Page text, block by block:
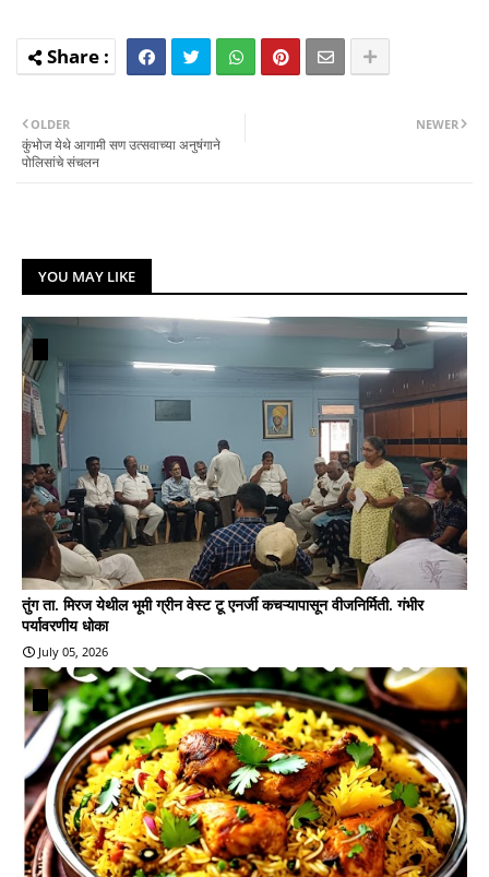
NEWER
OLDER
कुंभोज येथे आगामी सण उत्सवाच्या अनुषंगाने
पोलिसांचे संचलन
YOU MAY LIKE
तुंग ता. मिरज येथील भूमी ग्रीन वेस्ट टू एनर्जी कचऱ्यापासून वीजनिर्मिती. गंभीर
पर्यावरणीय धोका
July 05, 2026